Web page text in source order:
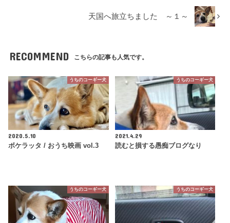
天国へ旅立ちました ～１～
RECOMMEND こちらの記事も人気です。
うちのコーギー犬
2020.5.10
ボケラッタ / おうち映画 vol.3
うちのコーギー犬
2021.4.29
読むと損する愚痴ブログなり
うちのコーギー犬 うちのコーギー犬